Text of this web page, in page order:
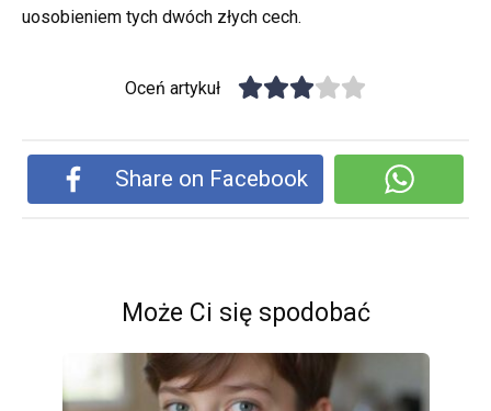
uosobieniem tych dwóch złych cech.
Oceń artykuł
Share on Facebook
Może Ci się spodobać